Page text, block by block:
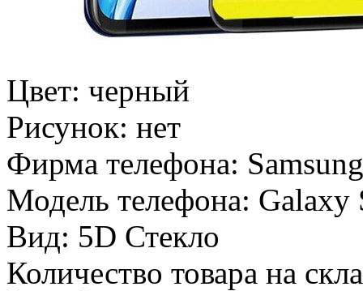
Цвет: черный
Рисунок: нет
Фирма телефона: Samsung
Модель телефона: Galaxy
Вид: 5D Стекло
Количество товара на